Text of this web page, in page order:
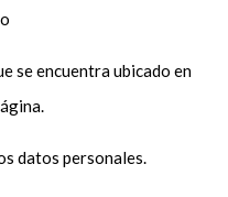
se encuentra ubicado en
datos personales.